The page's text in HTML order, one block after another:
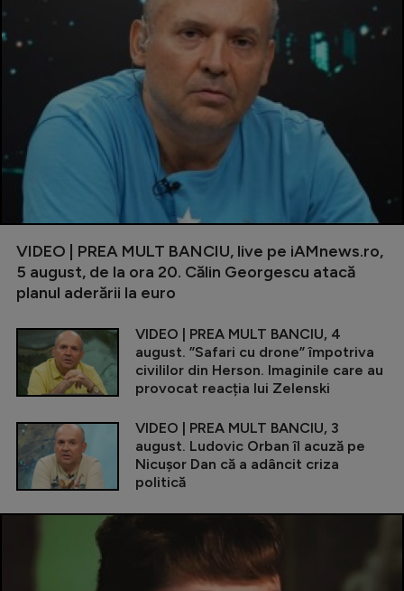
VIDEO | PREA MULT BANCIU, live pe iAMnews.ro,
5 august, de la ora 20. Călin Georgescu atacă
planul aderării la euro
VIDEO | PREA MULT BANCIU, 4
august. ”Safari cu drone” împotriva
civililor din Herson. Imaginile care au
provocat reacția lui Zelenski
VIDEO | PREA MULT BANCIU, 3
august. Ludovic Orban îl acuză pe
Nicușor Dan că a adâncit criza
politică